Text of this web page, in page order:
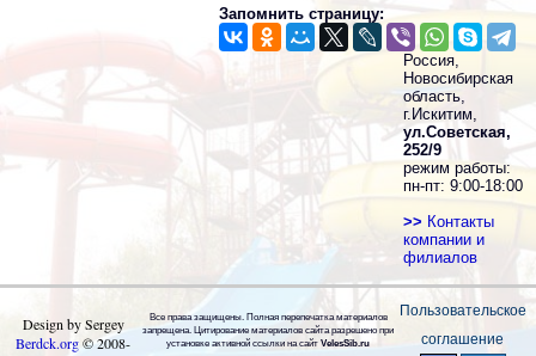
Запомнить страницу:
Россия,
Новосибирская
область,
г.Искитим,
ул.Советская,
252/9
режим работы:
пн-пт: 9:00-18:00
>> Контакты
компании и
филиалов
Design by Sergey
Berdck.org©2008-
Все права защищены. Полная перепечатка материалов
запрещена. Цитирование материалов сайта разрешено при
установке активной ссылки на сайт VelesSib.ru
Пользовательское
соглашение